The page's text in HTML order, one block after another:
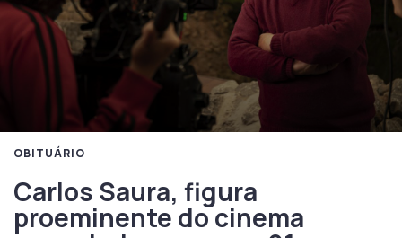
OBITUÁRIO
Carlos Saura, figura
proeminente do cinema